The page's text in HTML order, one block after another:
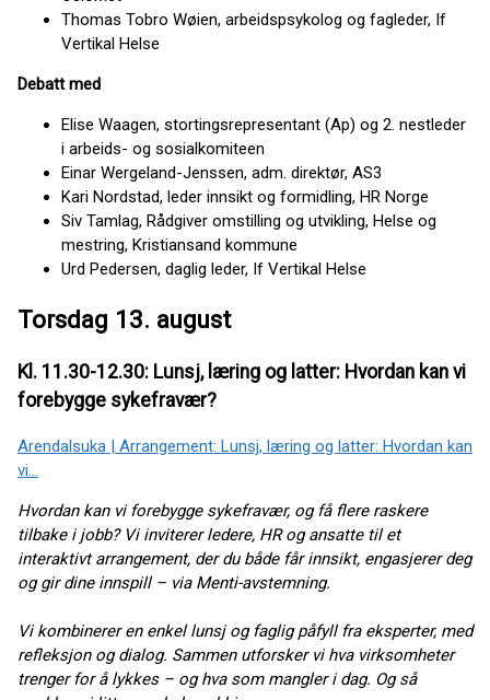
Thomas Tobro Wøien, arbeidspsykolog og fagleder, If
Vertikal Helse
Debatt med
Elise Waagen, stortingsrepresentant (Ap) og 2. nestleder
i arbeids- og sosialkomiteen
Einar Wergeland-Jenssen, adm. direktør, AS3
Kari Nordstad, leder innsikt og formidling, HR Norge
Siv Tamlag, Rådgiver omstilling og utvikling, Helse og
mestring, Kristiansand kommune
Urd Pedersen, daglig leder, If Vertikal Helse
Torsdag 13. august
Kl. 11.30-12.30: Lunsj, læring og latter: Hvordan kan vi
forebygge sykefravær?
Arendalsuka | Arrangement: Lunsj, læring og latter: Hvordan kan
vi…
Hvordan kan vi forebygge sykefravær, og få flere raskere
tilbake i jobb? Vi inviterer ledere, HR og ansatte til et
interaktivt arrangement, der du både får innsikt, engasjerer deg
og gir dine innspill – via Menti-avstemning.
Vi kombinerer en enkel lunsj og faglig påfyll fra eksperter, med
refleksjon og dialog. Sammen utforsker vi hva virksomheter
trenger for å lykkes – og hva som mangler i dag. Og så